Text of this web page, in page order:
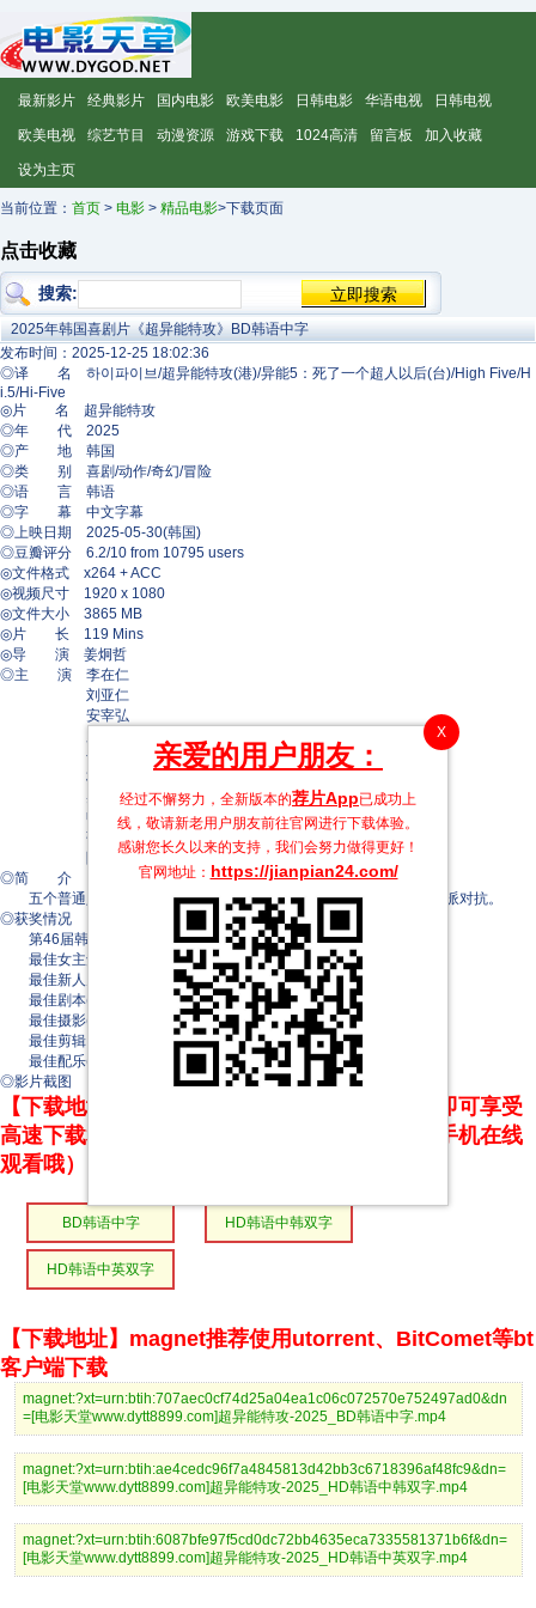
最新影片 经典影片 国内电影 欧美电影 日韩电影 华语电视 日韩电视
欧美电视 综艺节目 动漫资源 游戏下载 1024高清 留言板 加入收藏
设为主页
当前位置： 首页 > 电影 > 精品电影>下载页面
点击收藏
搜索:
X
亲爱的用户朋友：
经过不懈努力，全新版本的荐片App已成功上
线，敬请新老用户朋友前往官网进行下载体验。
感谢您长久以来的支持，我们会努力做得更好！
官网地址： https://jianpian24.com/
2025年韩国喜剧片《超异能特攻》BD韩语中字
发布时间：2025-12-25 18:02:36
◎译 名 하이파이브/超异能特攻(港)/异能5：死了一个超人以后(台)/High Five/H
i.5/Hi-Five
◎片 名 超异能特攻
◎年 代 2025
◎产 地 韩国
◎类 别 喜剧/动作/奇幻/冒险
◎语 言 韩语
◎字 幕 中文字幕
◎上映日期 2025-05-30(韩国)
◎豆瓣评分 6.2/10 from 10795 users
◎文件格式 x264 + ACC
◎视频尺寸 1920 x 1080
◎文件大小 3865 MB
◎片 长 119 Mins
◎导 演 姜炯哲
◎主 演 李在仁
刘亚仁
安宰弘
金熙元
朴珍荣
吴正世
申久
张矿
陈熙琼
◎简 介
五个普通人在接受器官移植后获得了超能力，并必须与一位超级反派对抗。
◎获奖情况
第46届韩国电影青龙奖(2025)
最佳女主角(提名) 李在仁
最佳新人男演员(提名) 朴珍荣
最佳剧本(提名)
最佳摄影(提名)
最佳剪辑
最佳配乐(提名)
◎影片截图
【下载地址】本站专属下载器：点击下方链接 即可享受
高速下载和在线播放 专治迅雷无法下载（支持手机在线
观看哦）
BD韩语中字 HD韩语中韩双字
HD韩语中英双字
【下载地址】magnet推荐使用utorrent、BitComet等bt
客户端下载
magnet:?xt=urn:btih:707aec0cf74d25a04ea1c06c072570e752497ad0&dn
=[电影天堂www.dytt8899.com]超异能特攻-2025_BD韩语中字.mp4
magnet:?xt=urn:btih:ae4cedc96f7a4845813d42bb3c6718396af48fc9&dn=
[电影天堂www.dytt8899.com]超异能特攻-2025_HD韩语中韩双字.mp4
magnet:?xt=urn:btih:6087bfe97f5cd0dc72bb4635eca7335581371b6f&dn=
[电影天堂www.dytt8899.com]超异能特攻-2025_HD韩语中英双字.mp4